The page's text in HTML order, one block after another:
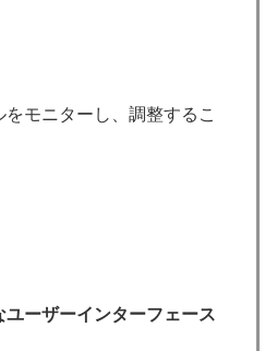
をモニターし、調整するこ
ユーザーインターフェース